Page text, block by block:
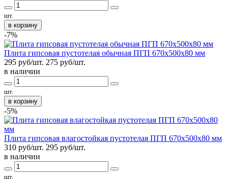
шт.
в корзину
-7%
Плита гипсовая пустотелая обычная ПГП 670х500х80 мм
295 руб/шт. 275 руб/шт.
в наличии
шт.
в корзину
-5%
Плита гипсовая влагостойкая пустотелая ПГП 670х500х80 мм
310 руб/шт. 295 руб/шт.
в наличии
шт.